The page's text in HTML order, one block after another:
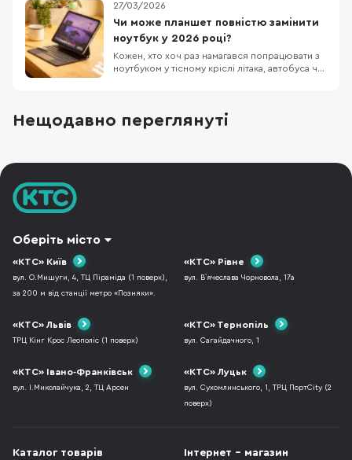
Mechanical Linear, які попередньо змащені на
заводі. Це забезпечує надзвичайно плавний
хід клавіш та блискавичний відгук без зайво
27/03/2026
Чи може планшет повністю замінити
ноутбук у 2026 році?
Кожен, хто хоч раз намагався попрацювати з
ноутбуком у тісному кріслі літака, автобуса чи
нестача місця. Саме тому все більше
фрилансерів, студентів та людей у
Нещодавно переглянуті
Оберіть місто
«КТС» Київ
вул. О.Мишуги, 4, ТЦ Піраміда (1 поверх),
за 200 м від станції метро «Позняки».
«КТС» Рівне
вул. В`ячеслава Чорновола, 17а
«КТС» Львів
ТРЦ Кінг Крос Леополіс (1 поверх)
«КТС» Тернопіль
вул. Сагайдачного, 1
«КТС» Івано-Франківськ
вул. І.Миколайчука, 2, ТЦ Арсен
«КТС» Луцьк
вул. Сухомлинського, 1, ТРЦ ПортCity (2
поверх)
Каталог товарів Інтернет - магазин